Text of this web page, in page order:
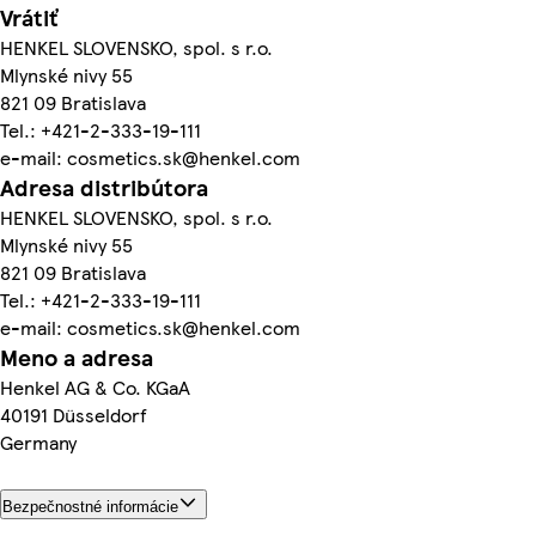
Vrátiť
HENKEL SLOVENSKO, spol. s r.o.
Mlynské nivy 55
821 09 Bratislava
Tel.: +421-2-333-19-111
e-mail: cosmetics.sk@henkel.com
Adresa distribútora
HENKEL SLOVENSKO, spol. s r.o.
Mlynské nivy 55
821 09 Bratislava
Tel.: +421-2-333-19-111
e-mail: cosmetics.sk@henkel.com
Meno a adresa
Henkel AG & Co. KGaA
40191 Düsseldorf
Germany
Bezpečnostné informácie